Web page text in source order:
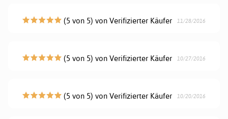
(5 von 5) von Verifizierter Käufer 11/28/2016
(5 von 5) von Verifizierter Käufer 10/27/2016
(5 von 5) von Verifizierter Käufer 10/20/2016